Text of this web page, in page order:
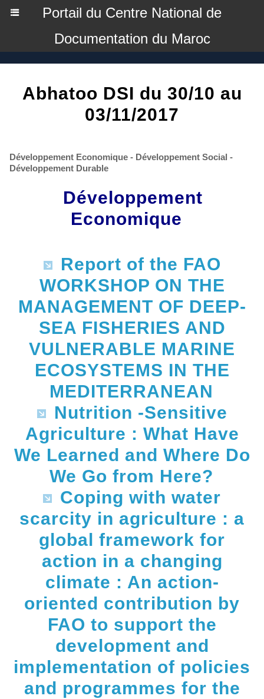
Portail du Centre National de
Documentation du Maroc
Abhatoo DSI du 30/10 au
03/11/2017
Développement Economique - Développement Social -
Développement Durable
Développement
Economique
Report of the FAO
WORKSHOP ON THE
MANAGEMENT OF DEEP-
SEA FISHERIES AND
VULNERABLE MARINE
ECOSYSTEMS IN THE
MEDITERRANEAN
Nutrition -Sensitive
Agriculture : What Have
We Learned and Where Do
We Go from Here?
Coping with water
scarcity in agriculture : a
global framework for
action in a changing
climate : An action-
oriented contribution by
FAO to support the
development and
implementation of policies
and programmes for the